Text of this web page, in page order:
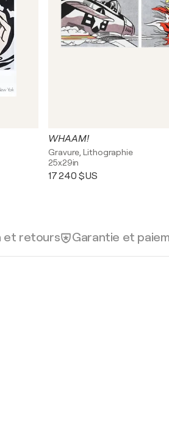
WHAAM!
Gravure, Lithographie
25x29in
17 240 $US
et retours Garantie et